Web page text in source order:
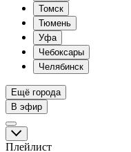
Томск
Тюмень
Уфа
Чебоксары
Челябинск
Ещё города
В эфир
Плейлист